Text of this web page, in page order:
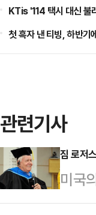
KTis '114 택시 대신 불
첫 흑자 낸 티빙, 하반기
관련기사
짐 로저
미국
주당